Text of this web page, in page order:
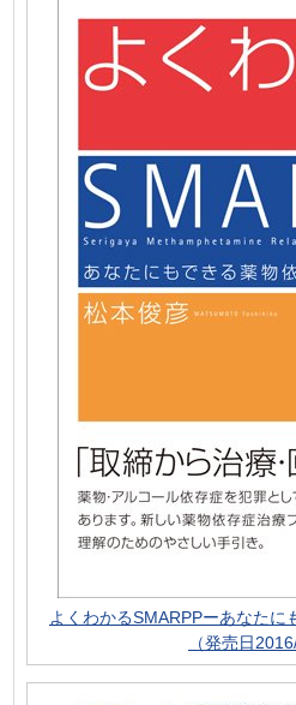
よくわかるSMARPPーあなたに
（発売日